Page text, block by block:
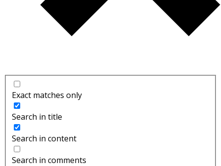
Exact matches only
Search in title
Search in content
Search in comments